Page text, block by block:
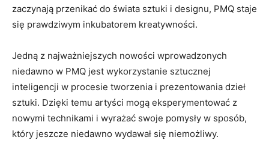
zaczynają ⁢przenikać do świata ‍sztuki‍ i designu, PMQ staje
⁤się prawdziwym inkubatorem kreatywności.
Jedną z najważniejszych nowości wprowadzonych
niedawno w PMQ‍ jest wykorzystanie sztucznej
inteligencji w procesie tworzenia‍ i prezentowania dzieł
sztuki. Dzięki temu artyści ​mogą eksperymentować z
nowymi technikami⁣ i wyrażać swoje ‍pomysły w⁤ sposób,
który jeszcze niedawno wydawał ‍się ⁢niemożliwy.